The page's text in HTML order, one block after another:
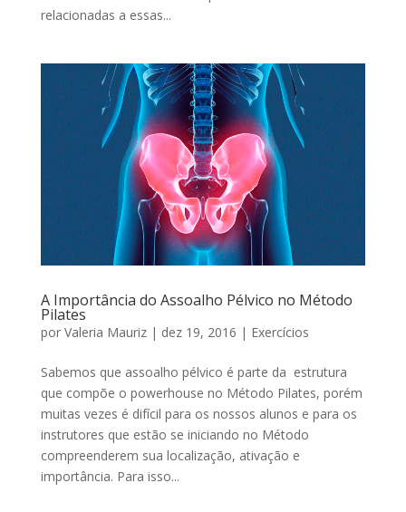
relacionadas a essas...
A Importância do Assoalho Pélvico no Método
Pilates
por Valeria Mauriz| dez 19, 2016 | Exercícios
Sabemos que assoalho pélvico é parte da estrutura
que compõe o powerhouse no Método Pilates, porém
muitas vezes é difícil para os nossos alunos e para os
instrutores que estão se iniciando no Método
compreenderem sua localização, ativação e
importância. Para isso...